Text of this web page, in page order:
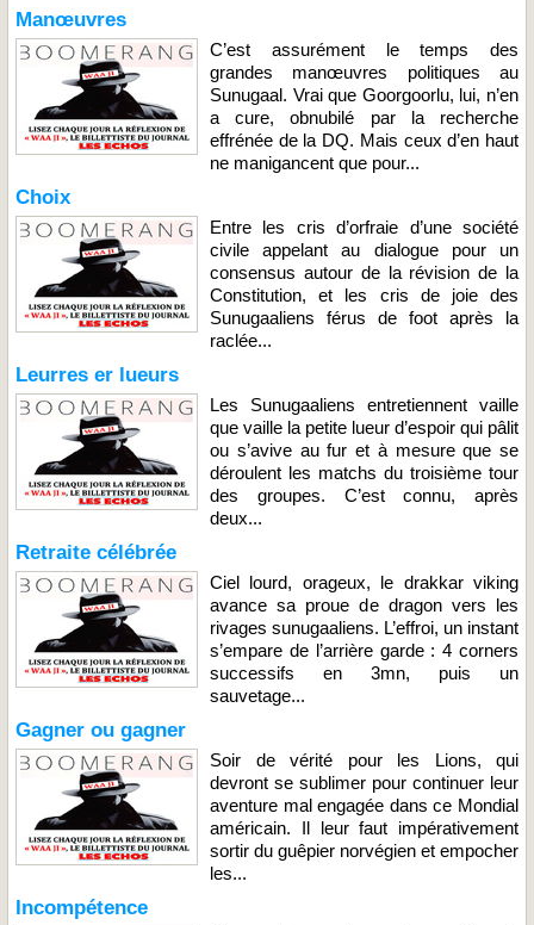
Manœuvres
C’est assurément le temps des
grandes manœuvres politiques au
Sunugaal. Vrai que Goorgoorlu, lui, n’en
a cure, obnubilé par la recherche
effrénée de la DQ. Mais ceux d’en haut
ne manigancent que pour...
Choix
Entre les cris d’orfraie d’une société
civile appelant au dialogue pour un
consensus autour de la révision de la
Constitution, et les cris de joie des
Sunugaaliens férus de foot après la
raclée...
Leurres er lueurs
Les Sunugaaliens entretiennent vaille
que vaille la petite lueur d’espoir qui pâlit
ou s’avive au fur et à mesure que se
déroulent les matchs du troisième tour
des groupes. C’est connu, après
deux...
Retraite célébrée
Ciel lourd, orageux, le drakkar viking
avance sa proue de dragon vers les
rivages sunugaaliens. L’effroi, un instant
s’empare de l’arrière garde : 4 corners
successifs en 3mn, puis un
sauvetage...
Gagner ou gagner
Soir de vérité pour les Lions, qui
devront se sublimer pour continuer leur
aventure mal engagée dans ce Mondial
américain. Il leur faut impérativement
sortir du guêpier norvégien et empocher
les...
Incompétence